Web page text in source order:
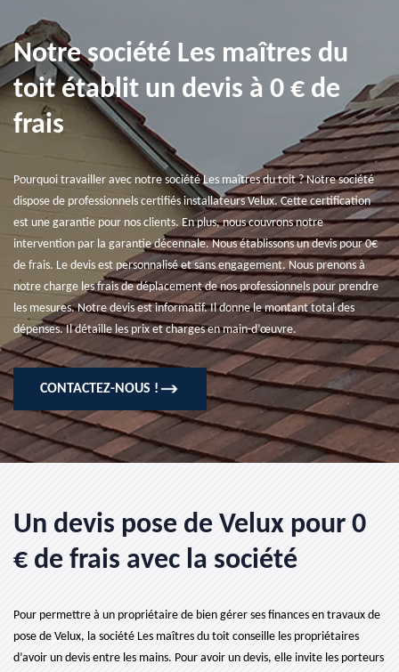
Notre société Les maîtres du
toit établit un devis à 0 € de
frais
Pourquoi travailler avec notre société Les maîtres du toit ? Notre société
dispose de professionnels certifiés installateurs Velux. Cette certification
est une garantie pour nos clients. En plus, nous couvrons notre
intervention par la garantie décennale. Nous établissons un devis pour 0€
de frais. Le devis est personnalisé et sans engagement. Nous prenons à
notre charge les frais de déplacement de nos professionnels pour prendre
les mesures. Notre devis est informatif. Il donne le montant total des
dépenses. Il détaille les prix et charges en main-d’œuvre.
CONTACTEZ-NOUS !
Un devis pose de Velux pour 0
€ de frais avec la société
Pour permettre à un propriétaire de bien gérer ses finances en travaux de
pose de Velux, la société Les maîtres du toit conseille les propriétaires
d’avoir un devis entre les mains. Pour avoir un devis, elle invite les porteurs